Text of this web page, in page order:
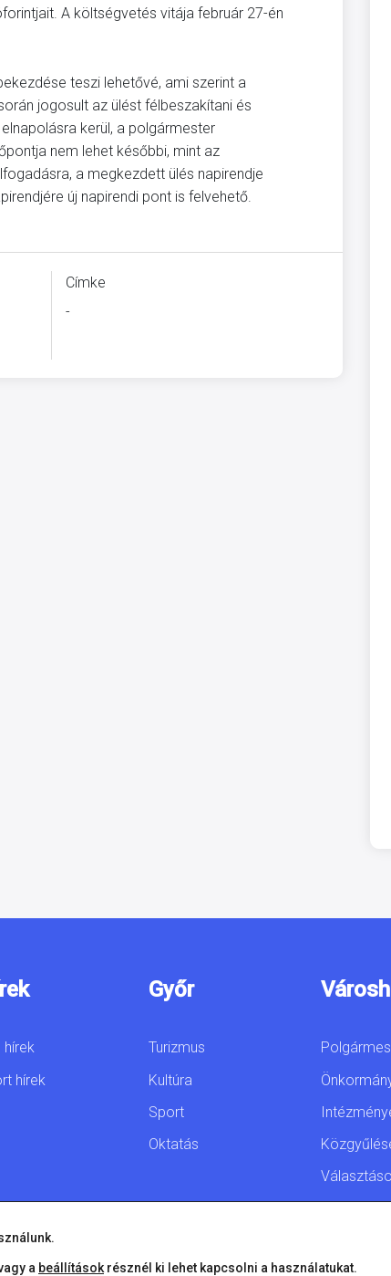
A költségvetés vitája február 27-én
teszi lehetővé, ami szerint a
jogosult az ülést félbeszakítani és
kerül, a polgármester
nem lehet későbbi, mint az
a megkezdett ülés napirendje
új napirendi pont is felvehető.
Címke
-
hírek
hírek
Győr
Turizmus
Kultúra
Sport
Oktatás
a beállítások résznél ki lehet kapcsolni a használatukat.